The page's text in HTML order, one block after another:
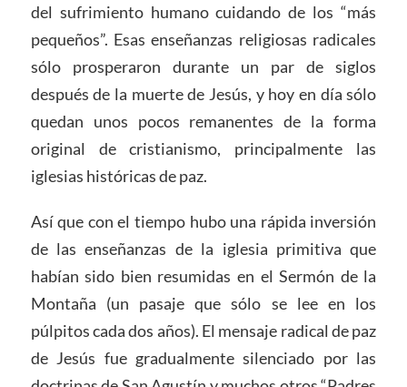
del sufrimiento humano cuidando de los “más
pequeños”. Esas enseñanzas religiosas radicales
sólo prosperaron durante un par de siglos
después de la muerte de Jesús, y hoy en día sólo
quedan unos pocos remanentes de la forma
original de cristianismo, principalmente las
iglesias históricas de paz.
Así que con el tiempo hubo una rápida inversión
de las enseñanzas de la iglesia primitiva que
habían sido bien resumidas en el Sermón de la
Montaña (un pasaje que sólo se lee en los
púlpitos cada dos años). El mensaje radical de paz
de Jesús fue gradualmente silenciado por las